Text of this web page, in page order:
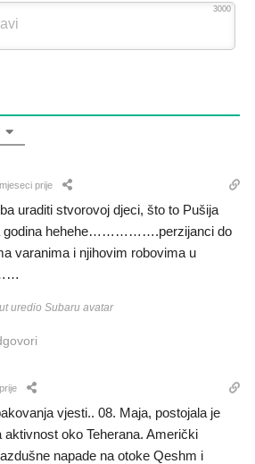
3000
prije
uraditi stvorovoj djeci, što to Pušija
godina hehehe…………….perzijanci do
varanima i njihovim robovima u
uredio Subaru avatar
vjesti.. 08. Maja, postojala je
oko Teherana. Američki
napade na otoke Qeshm i